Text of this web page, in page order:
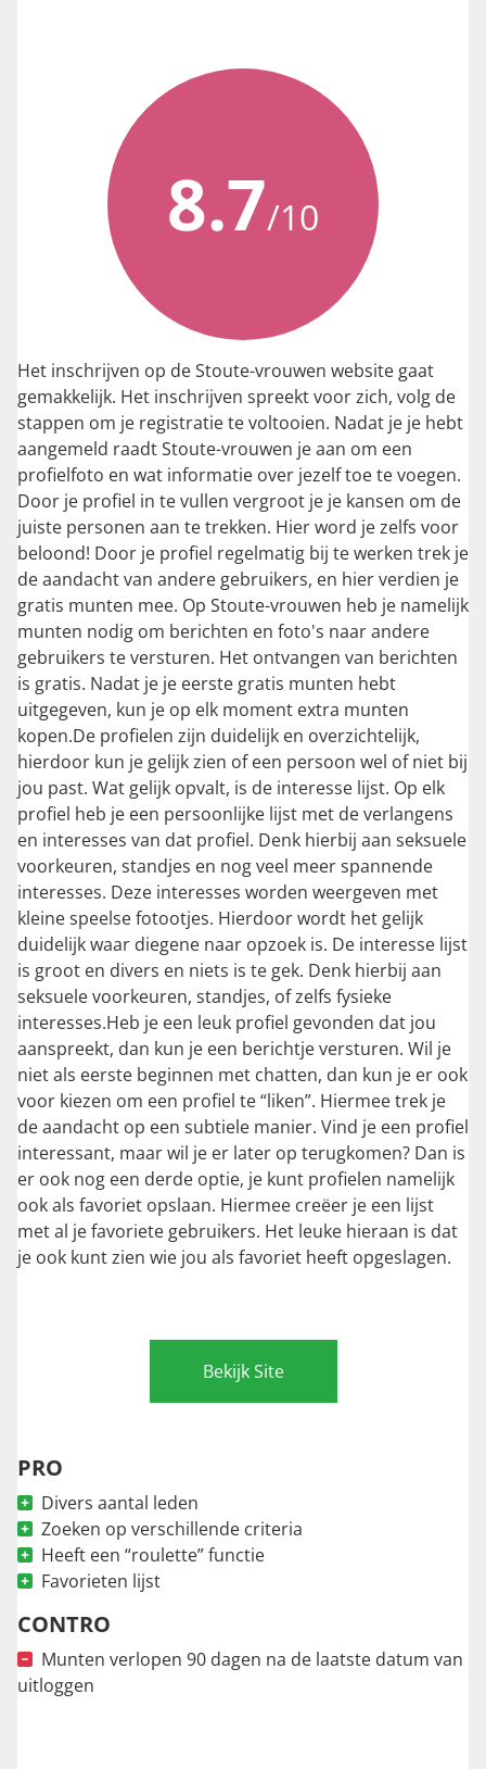
8.7/10
Het inschrijven op de Stoute-vrouwen website gaat
gemakkelijk. Het inschrijven spreekt voor zich, volg de
stappen om je registratie te voltooien. Nadat je je hebt
aangemeld raadt Stoute-vrouwen je aan om een
profielfoto en wat informatie over jezelf toe te voegen.
Door je profiel in te vullen vergroot je je kansen om de
juiste personen aan te trekken. Hier word je zelfs voor
beloond! Door je profiel regelmatig bij te werken trek je
de aandacht van andere gebruikers, en hier verdien je
gratis munten mee. Op Stoute-vrouwen heb je namelijk
munten nodig om berichten en foto's naar andere
gebruikers te versturen. Het ontvangen van berichten
is gratis. Nadat je je eerste gratis munten hebt
uitgegeven, kun je op elk moment extra munten
kopen.De profielen zijn duidelijk en overzichtelijk,
hierdoor kun je gelijk zien of een persoon wel of niet bij
jou past. Wat gelijk opvalt, is de interesse lijst. Op elk
profiel heb je een persoonlijke lijst met de verlangens
en interesses van dat profiel. Denk hierbij aan seksuele
voorkeuren, standjes en nog veel meer spannende
interesses. Deze interesses worden weergeven met
kleine speelse fotootjes. Hierdoor wordt het gelijk
duidelijk waar diegene naar opzoek is. De interesse lijst
is groot en divers en niets is te gek. Denk hierbij aan
seksuele voorkeuren, standjes, of zelfs fysieke
interesses.Heb je een leuk profiel gevonden dat jou
aanspreekt, dan kun je een berichtje versturen. Wil je
niet als eerste beginnen met chatten, dan kun je er ook
voor kiezen om een profiel te “liken”. Hiermee trek je
de aandacht op een subtiele manier. Vind je een profiel
interessant, maar wil je er later op terugkomen? Dan is
er ook nog een derde optie, je kunt profielen namelijk
ook als favoriet opslaan. Hiermee creëer je een lijst
met al je favoriete gebruikers. Het leuke hieraan is dat
je ook kunt zien wie jou als favoriet heeft opgeslagen.
PRO
Divers aantal leden
Zoeken op verschillende criteria
Heeft een “roulette” functie
Favorieten lijst
CONTRO
Munten verlopen 90 dagen na de laatste datum van
uitloggen
Bekijk Site